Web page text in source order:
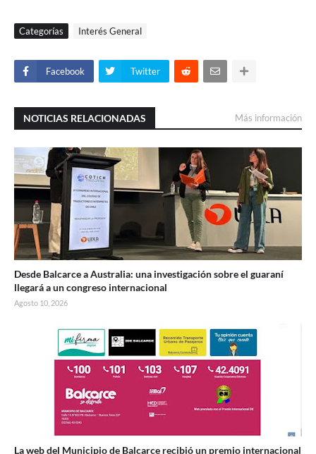
Categorías Interés General
Facebook Twitter
NOTICIAS RELACIONADAS Más información
Desde Balcarce a Australia: una investigación sobre el guaraní
llegará a un congreso internacional
Agosto 10, 2026
La web del Municipio de Balcarce recibió un premio internacional